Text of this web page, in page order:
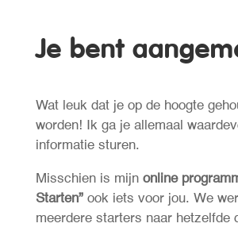
Je bent
Wat leuk dat je op de hoogte
worden! Ik ga je allemaal
informatie sturen.
Misschien is mijn online
Starten” ook iets voor jou. We
meerdere starters naar hetzelfde